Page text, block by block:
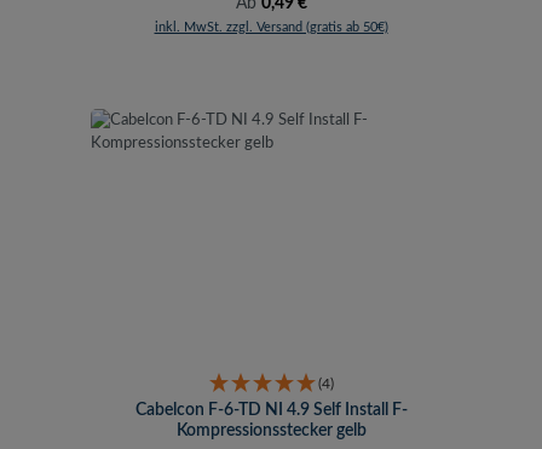
inkl. MwSt. zzgl. Versand (gratis ab 50€)
(4)
Cabelcon F-6-TD NI 4.9 Self Install F-
Kompressionsstecker gelb